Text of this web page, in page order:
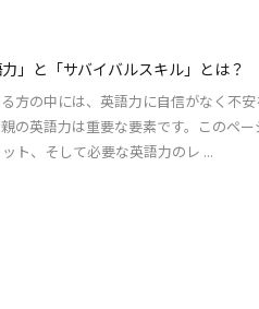
」と「サバイバルスキル」とは？
方の中には、英語力に自信がなく不
の英語力は重要な要素です。このペー
ト、そして必要な英語力のレ ...